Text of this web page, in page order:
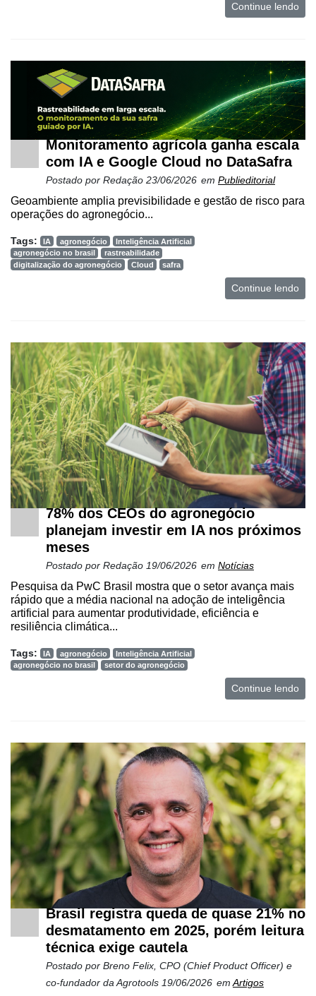
Continue lendo
Monitoramento agrícola ganha escala
com IA e Google Cloud no DataSafra
Postado por Redação 23/06/2026 em Publieditorial
Geoambiente amplia previsibilidade e gestão de risco para
operações do agronegócio...
Tags: IA agronegócio
Inteligência Artificial
agronegócio no brasil
rastreabilidade
digitalização do agronegócio
Cloud safra
Continue lendo
78% dos CEOs do agronegócio
planejam investir em IA nos próximos
meses
Postado por Redação 19/06/2026 em Notícias
Pesquisa da PwC Brasil mostra que o setor avança mais
rápido que a média nacional na adoção de inteligência
artificial para aumentar produtividade, eficiência e
resiliência climática...
Tags: IA agronegócio
Inteligência Artificial
agronegócio no brasil
setor do agronegócio
Continue lendo
Brasil registra queda de quase 21% no
desmatamento em 2025, porém leitura
técnica exige cautela
Postado por Breno Felix, CPO (Chief Product Officer) e
co-fundador da Agrotools 19/06/2026 em Artigos